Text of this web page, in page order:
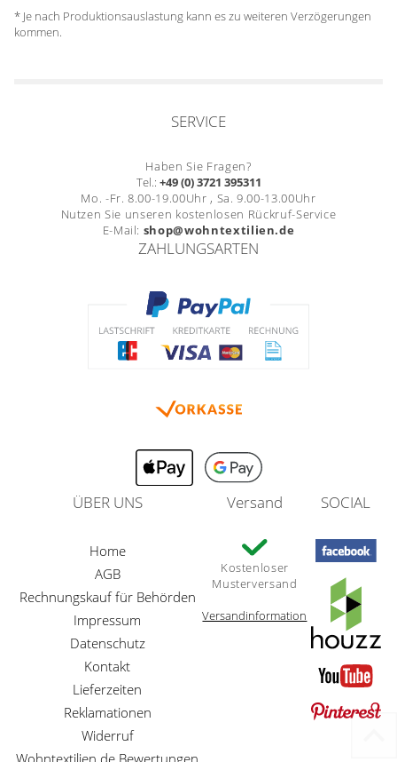
* Je nach Produktionsauslastung kann es zu weiteren Verzögerungen
kommen.
SERVICE
Haben Sie Fragen?
Tel.: +49 (0) 3721 395311
Mo. -Fr. 8.00-19.00Uhr , Sa. 9.00-13.00Uhr
Nutzen Sie unseren kostenlosen Rückruf-Service
E-Mail: shop@wohntextilien.de
ZAHLUNGSARTEN
ÜBER UNS
Home
AGB
Rechnungskauf für Behörden
Impressum
Datenschutz
Kontakt
Lieferzeiten
Reklamationen
Widerruf
Wohntextilien.de Bewertungen
Versand
Kostenloser
Musterversand
Versandinformation
SOCIAL